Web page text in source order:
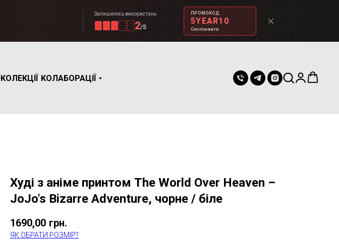
Залишилось використань
2/5
ПРОМОКОД
5YEAR10
Скопіювати
КОЛЕКЦІЇ КОЛАБОРАЦІЇ
Худі з аніме принтом The World Over Heaven –
JoJo's Bizarre Adventure, чорне / біле
1690,00 грн.
ЯК ОБРАТИ РОЗМІР?